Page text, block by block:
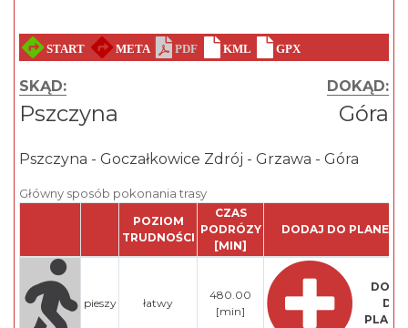
SKĄD:
Pszczyna
DOKĄD:
Góra
Pszczyna - Goczałkowice Zdrój - Grzawa - Góra
Główny sposób pokonania trasy
POZIOM
TRUDNOŚCI
CZAS
PODRÓZY
[MIN]
DODAJ DO PLANERA
pieszy łatwy
480.00
[min]
DO